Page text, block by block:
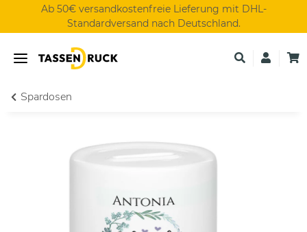
Ab 50€ versandkostenfreie Lieferung mit DHL-
Standardversand nach Deutschland.
Spardosen